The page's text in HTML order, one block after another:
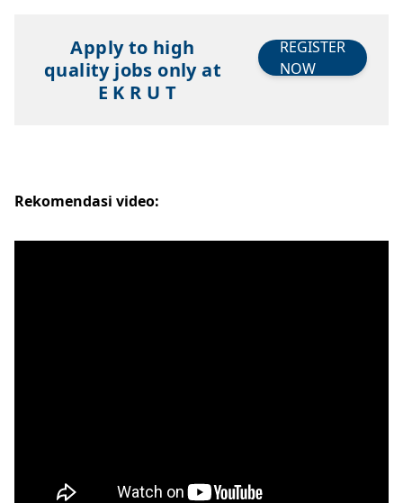
Apply to high
quality jobs only at
E K R U T
REGISTER
NOW
Rekomendasi video: